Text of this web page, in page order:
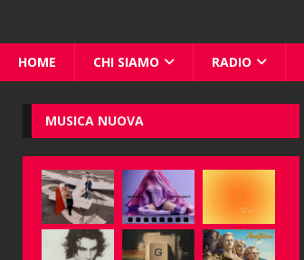
HOME CHI SIAMO RADIO
MUSICA NUOVA